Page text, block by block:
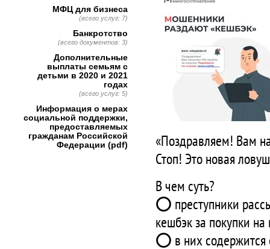
«Поздравляем! Вам
Стоп! Это новая
В чем суть?
⭕ преступники
кешбэк за покупки
⭕ в них содержится
МФЦ для бизнеса
(всего услуг: 7)
Банкротство
(всего документов: 3)
Дополнительные
выплаты семьям с
детьми в 2020 и 2021
годах
(всего услуг: 5)
Информация о мерах
социальной поддержки,
предоставляемых
гражданам Российской
Федерации (pdf)